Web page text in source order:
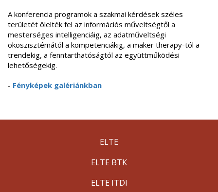
A konferencia programok a szakmai kérdések széles
területét ölelték fel az információs műveltségtől a
mesterséges intelligenciáig, az adatműveltségi
ökoszisztémától a kompetenciákig, a maker therapy-tól a
trendekig, a fenntarthatóságtól az együttműködési
lehetőségekig.
- Fényképek galériánkban
ELTE
ELTE BTK
ELTE ITDI